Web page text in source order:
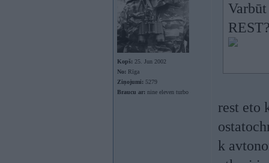
Kopš: 25. Jun 2002
No: Rīga
Ziņojumi: 5279
Braucu ar: nine eleven turbo
rest eto
k